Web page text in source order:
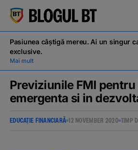
кириллица
Pasiunea câștigă mereu. Ai un singur
exclusive.
Mai mult
Previziunile FMI pentru
emergenta si in
EDUCAȚIE FINANCIARĂ 12 NOVEMBER 2020 TIMP